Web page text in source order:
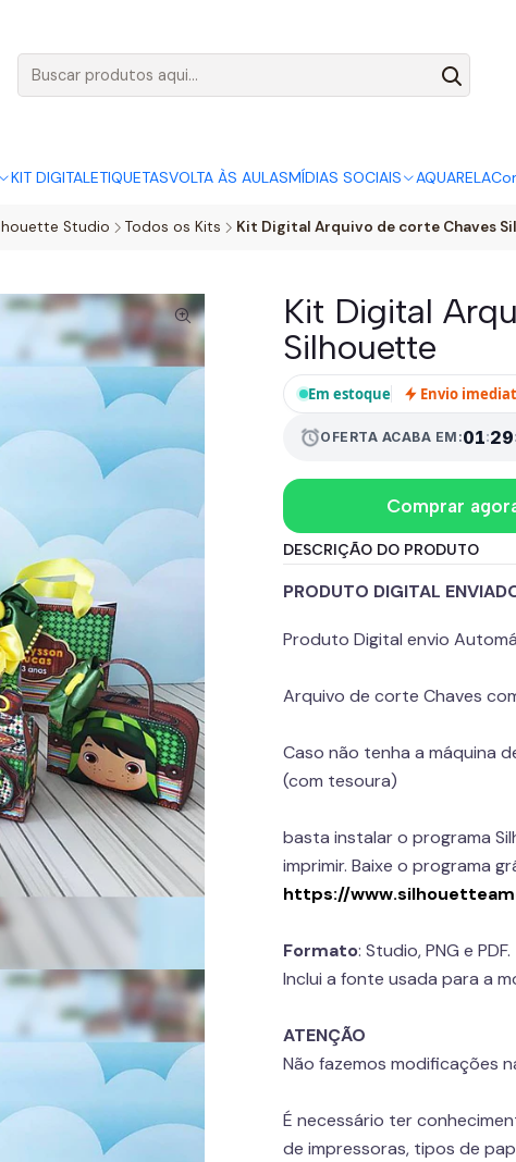
KIT DIGITALETIQUETASVOLTA ÀS AULASMÍDIAS SOCIAIS AQUARELA
Studio Todos os Kits Kit Digital Arquivo de corte Chaves
Kit Digital
Silhouette
Em estoque Envio
alarmOFERTA ACABA EM:01:29:
Comprar
DESCRIÇÃO DO PRODUTO
PRODUTO DIGITAL
Produto Digital envio
Arquivo de corte Chaves
Caso não tenha a máquina
(com tesoura)
basta instalar o programa
imprimir. Baixe o programa
https://
Formato: Studio, PNG e PDF.
Inclui a fonte usada para a
ATENÇÃO
Não fazemos modificações
É necessário ter
de impressoras, tipos de